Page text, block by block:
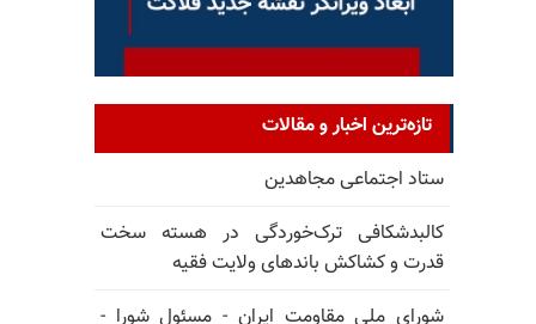
تازه‌ترین اخبار و مقالات
ستاد اجتماعی مجاهدین
کالبدشکافی ترک‌خوردگی در هسته سخت
قدرت و کشاکش باندهای ولایت فقیه
شورای ملی مقاومت ایران - مسئول شورا -